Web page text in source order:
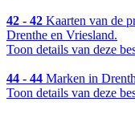
42 - 42 Kaarten van de
Drenthe en Vriesland.
Toon details van deze
44 - 44 Marken in
Toon details van deze